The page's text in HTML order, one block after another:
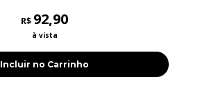
R$ 92,90
à vista
Incluir no Carrinho